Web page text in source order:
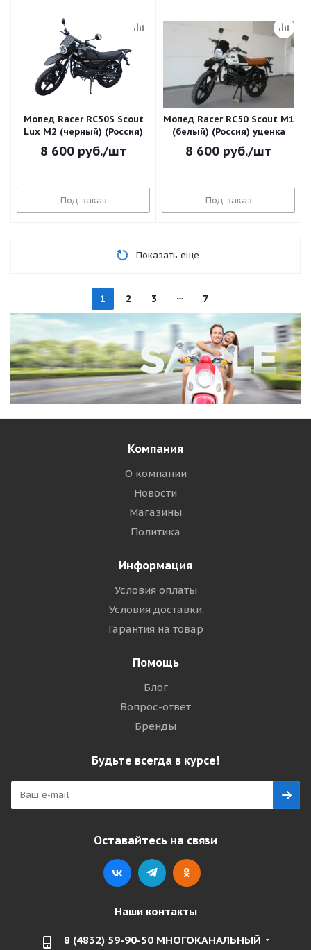
Мопед Racer RC50S Scout
Lux M2 (черный) (Россия)
8 600руб./шт
Под заказ
Мопед Racer RC50 Scout M1
(белый) (Россия) уценка
8 600руб./шт
Под заказ
Показать еще
1 2 3 7
Компания
О компании
Новости
Магазины
Политика
Информация
Условия оплаты
Условия доставки
Гарантия на товар
Помощь
Блог
Вопрос-ответ
Бренды
Будьте всегда в курсе!
Оставайтесь на связи
Наши контакты
8 (4832) 59-90-50 МНОГОКАНАЛЬНЫЙ